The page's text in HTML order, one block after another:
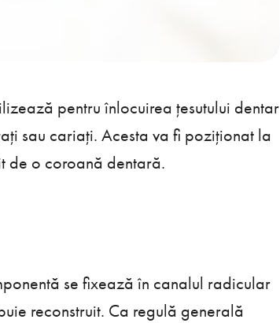
pentru înlocuirea țesutului dentar
sau cariați. Acesta va fi poziționat la
de o coroană dentară.
se fixează în canalul radicular
reconstruit. Ca regulă generală